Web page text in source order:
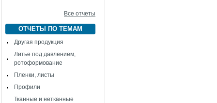
Все отчеты
ОТЧЕТЫ ПО ТЕМАМ
Другая продукция
Литье под давлением,
ротоформование
Пленки, листы
Профили
Тканные и нетканные